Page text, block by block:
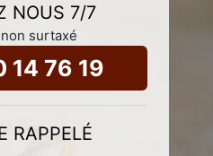
NOUS 7/7
surtaxé
14 76 19
RAPPELÉ